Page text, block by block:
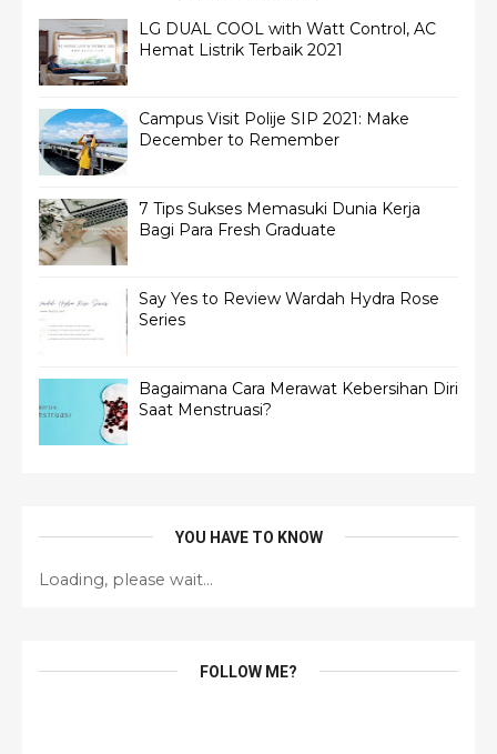
LG DUAL COOL with Watt Control, AC
Hemat Listrik Terbaik 2021
Campus Visit Polije SIP 2021: Make
December to Remember
7 Tips Sukses Memasuki Dunia Kerja
Bagi Para Fresh Graduate
Say Yes to Review Wardah Hydra Rose
Series
Bagaimana Cara Merawat Kebersihan Diri
Saat Menstruasi?
YOU HAVE TO KNOW
Loading, please wait...
FOLLOW ME?